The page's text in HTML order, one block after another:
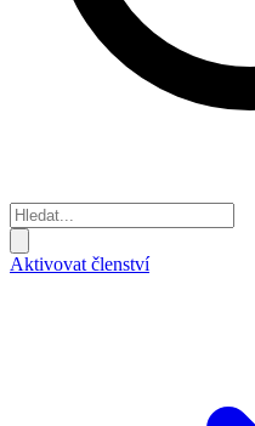
Aktivovat členství